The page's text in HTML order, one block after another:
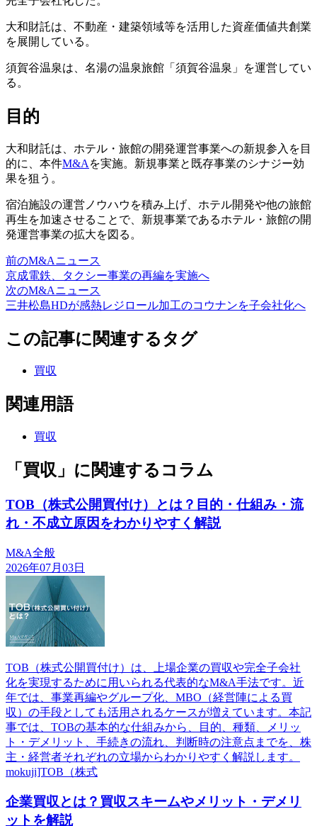
大和財託は、不動産・建築領域等を活用した資産価値共創業
を展開している。
須賀谷温泉は、名湯の温泉旅館「須賀谷温泉」を運営してい
る。
目的
大和財託は、ホテル・旅館の開発運営事業への新規参入を目
的に、本件M&A を実施。新規事業と既存事業のシナジー効
果を狙う。
宿泊施設の運営ノウハウを積み上げ、ホテル開発や他の旅館
再生を加速させることで、新規事業であるホテル・旅館の開
発運営事業の拡大を図る。
前のM&Aニュース
京成電鉄、タクシー事業の再編を実施へ
次のM&Aニュース
三井松島HDが感熱レジロール加工のコウナンを子会社化へ
この記事に関連するタグ
買収
関連用語
買収
「買収」に関連するコラム
TOB（株式公開買付け）とは？目的・仕組み・流
れ・不成立原因をわかりやすく解説
M&A全般
2026年07月03日
TOB（株式公開買付け）は、上場企業の買収や完全子会社
化を実現するために用いられる代表的なM&A手法です。近
年では、事業再編やグループ化、MBO（経営陣による買
収）の手段としても活用されるケースが増えています。本記
事では、TOBの基本的な仕組みから、目的、種類、メリッ
ト・デメリット、手続きの流れ、判断時の注意点までを、株
主・経営者それぞれの立場からわかりやすく解説します。
mokuji]TOB（株式
企業買収とは？買収スキームやメリット・デメリ
ットを解説